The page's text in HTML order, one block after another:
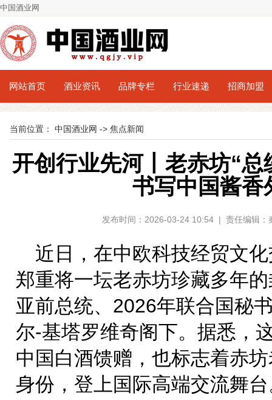
中国酒业网
网站首页 酒业资讯 品牌专栏 行业速递 招商加盟
当前位置： 中国酒业网 -> 焦点新闻
开创行业先河丨老赤坊“
书写中国酱香
发布时间：2026-03-24 10:54 | 责任编辑
近日，在中欧科技经贸文
郑重将一坛老赤坊珍藏多年
亚前总统、2026年联合国秘
尔-基塔罗维奇阁下。据悉，
中国白酒馈赠，也标志着赤
身份，登上国际高端交流舞